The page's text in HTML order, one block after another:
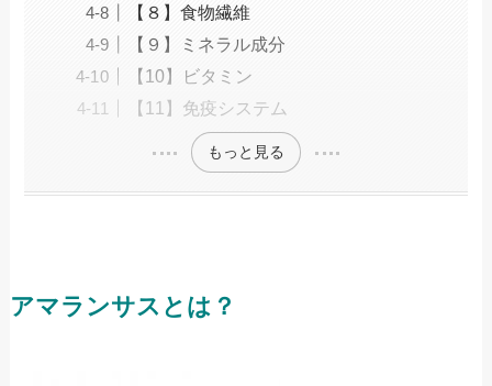
【８】食物繊維
【９】ミネラル成分
【10】ビタミン
【11】免疫システム
もっと見る
アマランサスとは？